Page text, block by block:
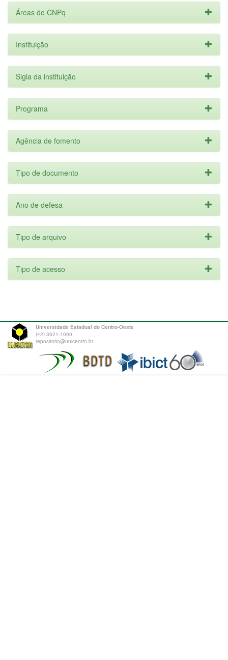
Áreas do CNPq
Instituição
Sigla da instituição
Programa
Agência de fomento
Tipo de documento
Ano de defesa
Tipo de arquivo
Tipo de acesso
Universidade Estadual do Centro-Oeste
(42) 3621-1000
repositorio@unicentro.br